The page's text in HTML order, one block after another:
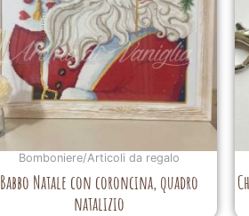
Bomboniere/Articoli da regalo
Babbo Natale con coroncina, quadro
natalizio